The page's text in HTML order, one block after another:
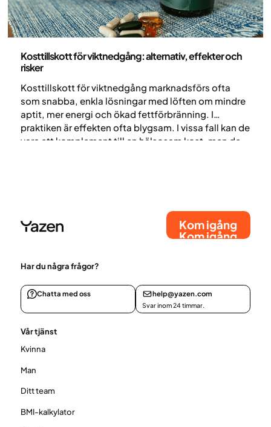
Kosttillskott för viktnedgång: alternativ, effekter och
risker
Kosttillskott för viktnedgång marknadsförs ofta
som snabba, enkla lösningar med löften om mindre
aptit, mer energi och ökad fettförbränning. I
praktiken är effekten ofta blygsam. I vissa fall kan de
vara ett komplement till en hälsosam kost, men de
Kom igång
Kom igång
Har du några frågor?
Chatta med oss help@yazen.com
Svar inom 24 timmar.
Vår tjänst
Kvinna
Man
Ditt team
BMI-kalkylator